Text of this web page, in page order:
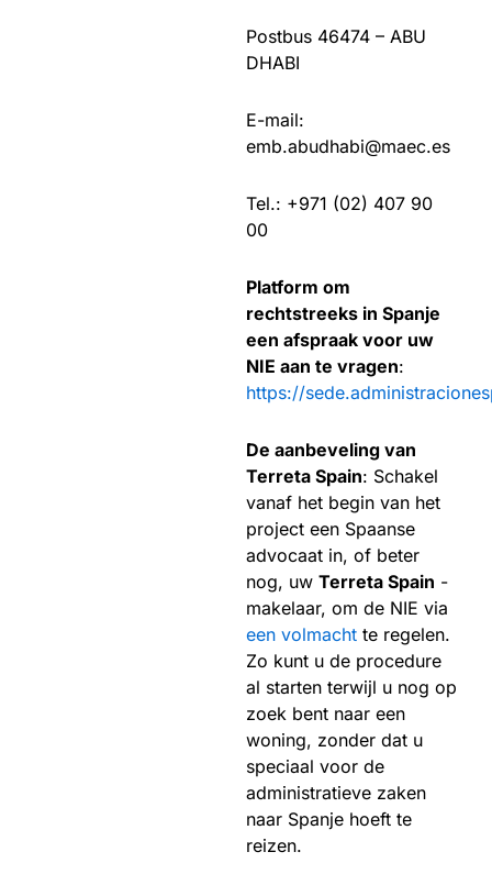
Postbus 46474 – ABU
DHABI
E-mail:
emb.abudhabi@maec.es​
Tel.: +971 (02) 407 90
00
Platform om
rechtstreeks in Spanje
een afspraak voor uw
NIE aan te vragen:
https://
De aanbeveling van
Terreta Spain: Schakel
vanaf het begin van het
project een Spaanse
advocaat in, of beter
nog, uw Terreta Spain -
makelaar, om de NIE via
een volmacht te regelen.
Zo kunt u de procedure
al starten terwijl u nog op
zoek bent naar een
woning, zonder dat u
speciaal voor de
administratieve zaken
naar Spanje hoeft te
reizen.